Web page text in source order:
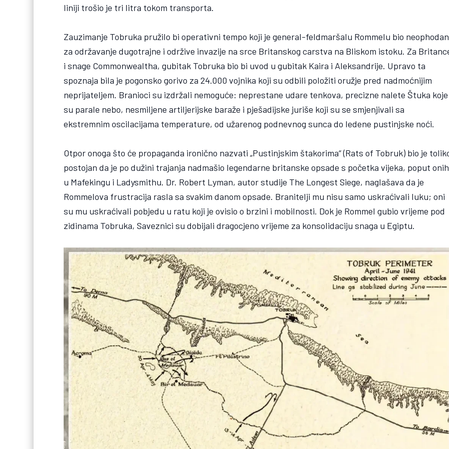
liniji trošio je tri litra tokom transporta.
Zauzimanje Tobruka pružilo bi operativni tempo koji je general-feldmaršalu Rommelu bio neophodan
za održavanje dugotrajne i održive invazije na srce Britanskog carstva na Bliskom istoku. Za
i snage Commonwealtha, gubitak Tobruka bio bi uvod u gubitak Kaira i Aleksandrije. Upravo ta
spoznaja bila je pogonsko gorivo za 24.000 vojnika koji su odbili položiti oružje pred nadmoćnijim
neprijateljem. Branioci su izdržali nemoguće: neprestane udare tenkova, precizne nalete Štuka koje
su parale nebo, nesmiljene artiljerijske baraže i pješadijske juriše koji su se smjenjivali sa
ekstremnim oscilacijama temperature, od užarenog podnevnog sunca do ledene pustinjske noći.
Otpor onoga što će propaganda ironično nazvati „Pustinjskim štakorima“ (Rats of Tobruk) bio je
postojan da je po dužini trajanja nadmašio legendarne britanske opsade s početka vijeka, poput onih
u Mafekingu i Ladysmithu. Dr. Robert Lyman, autor studije The Longest Siege, naglašava da je
Rommelova frustracija rasla sa svakim danom opsade. Branitelji mu nisu samo uskraćivali luku; oni
su mu uskraćivali pobjedu u ratu koji je ovisio o brzini i mobilnosti. Dok je Rommel gubio vrijeme pod
zidinama Tobruka, Saveznici su dobijali dragocjeno vrijeme za konsolidaciju snaga u Egiptu.